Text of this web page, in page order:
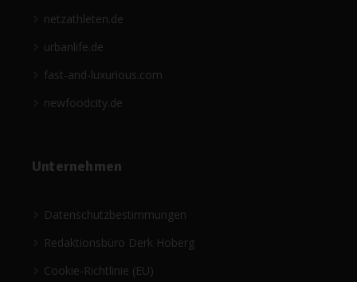
netzathleten.de
urbanlife.de
fast-and-luxurious.com
newfoodcity.de
Unternehmen
Datenschutzbestimmungen
Redaktionsbüro Derk Hoberg
Cookie-Richtlinie (EU)